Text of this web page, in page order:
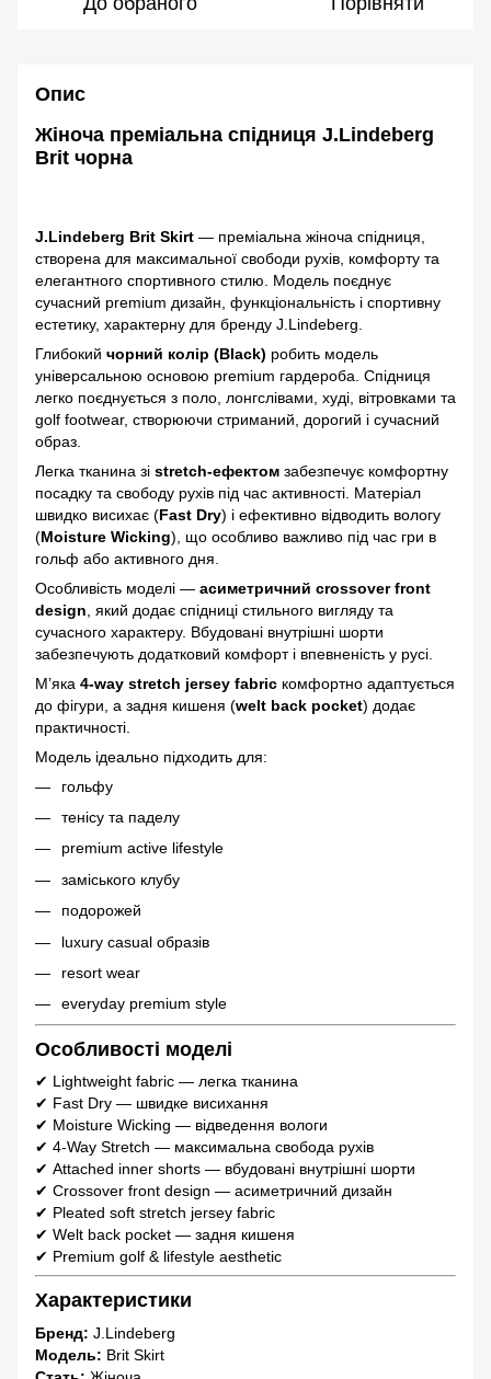
Опис
Жіноча преміальна спідниця J.Lindeberg
Brit чорна
J.Lindeberg Brit Skirt — преміальна жіноча спідниця,
створена для максимальної свободи рухів, комфорту та
елегантного спортивного стилю. Модель поєднує
сучасний premium дизайн, функціональність і спортивну
естетику, характерну для бренду J.Lindeberg.
Глибокий чорний колір (Black) робить модель
універсальною основою premium гардероба. Спідниця
легко поєднується з поло, лонгслівами, худі, вітровками та
golf footwear, створюючи стриманий, дорогий і сучасний
образ.
Легка тканина зі stretch-ефектом забезпечує комфортну
посадку та свободу рухів під час активності. Матеріал
швидко висихає (Fast Dry) і ефективно відводить вологу
(Moisture Wicking), що особливо важливо під час гри в
гольф або активного дня.
Особливість моделі — асиметричний crossover front
design , який додає спідниці стильного вигляду та
сучасного характеру. Вбудовані внутрішні шорти
забезпечують додатковий комфорт і впевненість у русі.
М’яка 4-way stretch jersey fabric комфортно адаптується
до фігури, а задня кишеня (welt back pocket) додає
практичності.
Модель ідеально підходить для:
гольфу
тенісу та паделу
premium active lifestyle
заміського клубу
подорожей
luxury casual образів
resort wear
everyday premium style
Особливості моделі
✔ Lightweight fabric — легка тканина
✔ Fast Dry — швидке висихання
✔ Moisture Wicking — відведення вологи
✔ 4-Way Stretch — максимальна свобода рухів
✔ Attached inner shorts — вбудовані внутрішні шорти
✔ Crossover front design — асиметричний дизайн
✔ Pleated soft stretch jersey fabric
✔ Welt back pocket — задня кишеня
✔ Premium golf & lifestyle aesthetic
Характеристики
Бренд: J.Lindeberg
Модель: Brit Skirt